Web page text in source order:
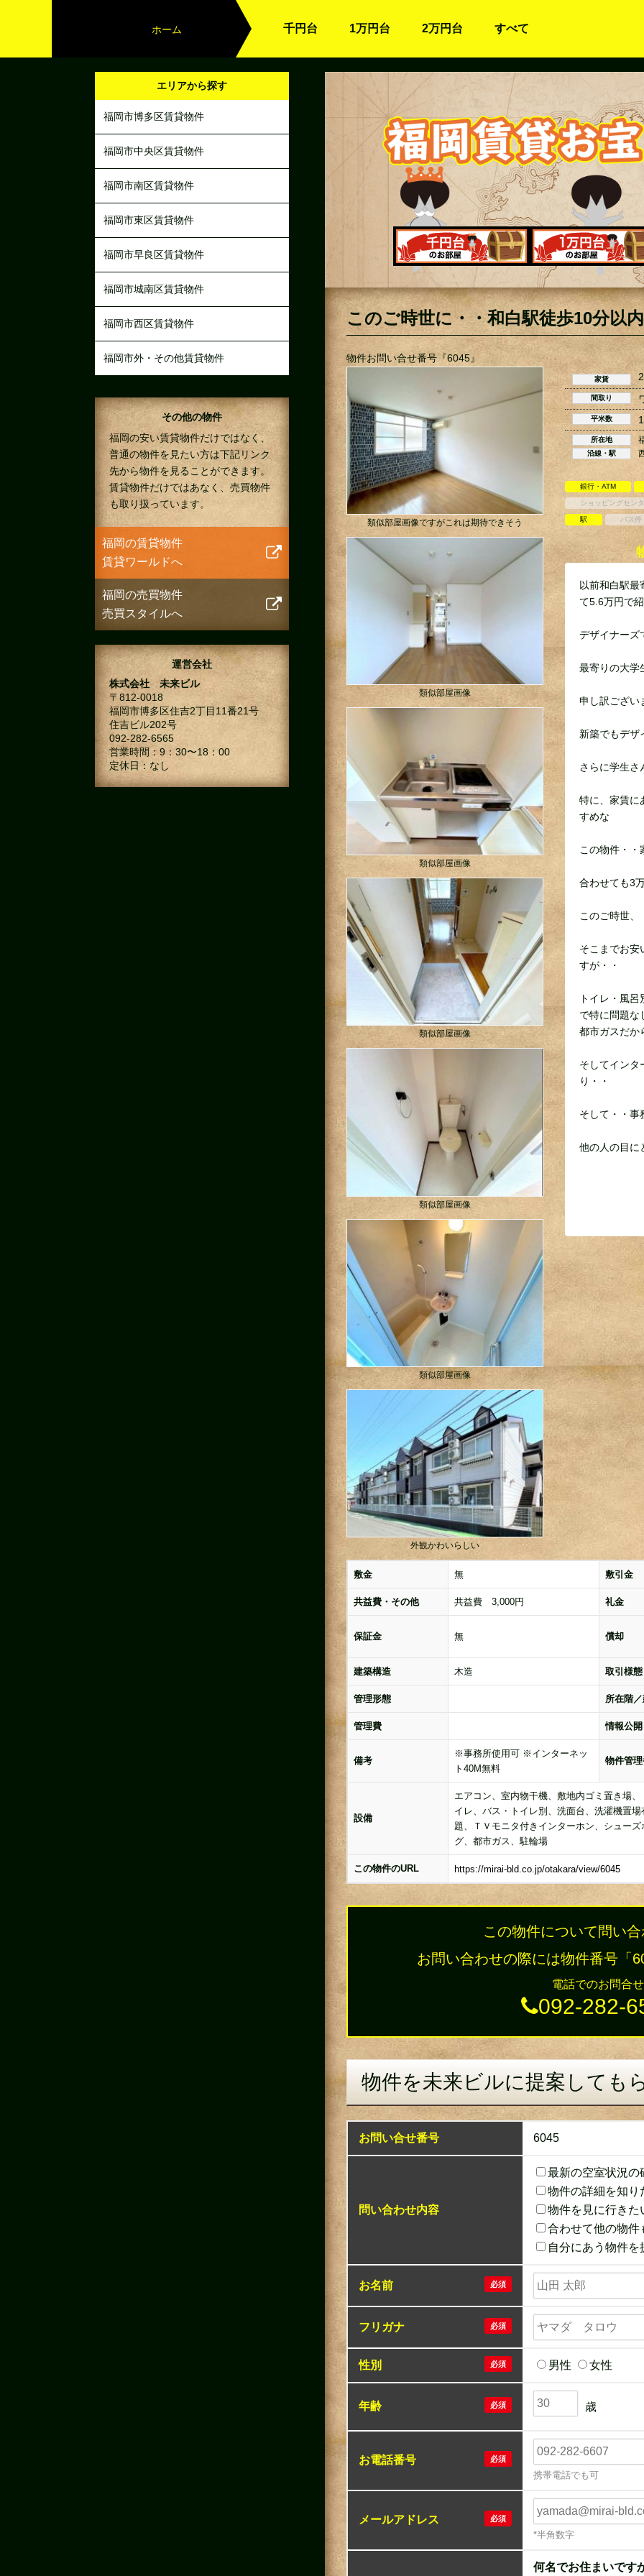
ホーム 千円台 1万円台 2万円台 すべて
エリアから探す
福岡市博多区賃貸物件
福岡市中央区賃貸物件
福岡市南区賃貸物件
福岡市東区賃貸物件
福岡市早良区賃貸物件
福岡市城南区賃貸物件
福岡市西区賃貸物件
福岡市外・その他賃貸物件
その他の物件
福岡の安い賃貸物件だけではなく、
普通の物件を見たい方は下記リンク
先から物件を見ることができます。
賃貸物件だけではあなく、売買物件
も取り扱っています。
福岡の賃貸物件
賃貸ワールドへ
福岡の売買物件
売買スタイルへ
運営会社
株式会社 未来ビル
〒812-0018
福岡市博多区住吉2丁目11番21号
住吉ビル202号
092-282-6565
営業時間：9：30〜18：00
定休日：なし
このご時世に・・和白駅徒歩10分以
物件お問い合せ番号『6045』
類似部屋画像ですがこれは期待できそう
類似部屋画像
類似部屋画像
類似部屋画像
類似部屋画像
類似部屋画像
外観かわいらしい
家賃
間取り
平米数
所在地
沿線・駅
銀行・ATM
ショッピングセン
駅 バス停
以前和白駅最
て5.6万円で
デザイナーズ
最寄りの大学
申し訳ござい
新築でもデザ
さらに学生さ
特に、家賃に
すめな
この物件・
合わせても3
このご時世、
そこまでお安
すが・・
トイレ・風
で特に問題な
都市ガスだか
そしてインタ
り・・
そして・・事
他の人の目に
敷金 無 敷引金
共益費・その他 共益費 3,000円 礼金
保証金 無 償却
建築構造 木造 取引様態
管理形態 所在階
管理費 情報公
備考
※事務所使用可 ※インターネッ
ト40M無料
物件管
設備
エアコン、室内物干機、敷地内ゴミ置き場
イレ、バス・トイレ別、洗面台、洗濯機置
題、ＴＶモニタ付きインターホン、シュー
グ、都市ガス、駐輪場
この物件のURL
この物件について問い
お問い合わせの際には物件番号「
電話でのお問合せ
092-282-
物件を未来ビルに提案しても
お問い合せ番号 6045
問い合わせ内容
最新の空室状況の
物件の詳細を知り
物件を見に行きた
合わせて他の物件
自分にあう物件
お名前 必須
フリガナ 必須
性別 必須 男性 女性
年齢 必須 歳
お電話番号 必須
携帯電話でも可
メールアドレス 必須
*半角数字
何名でお住まいです